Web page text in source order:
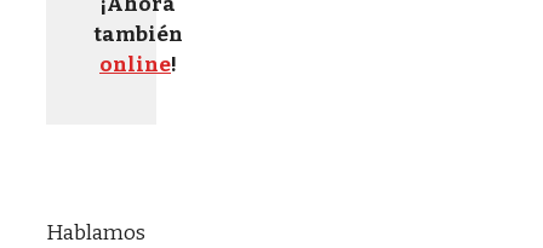
también
online!
Hablamos